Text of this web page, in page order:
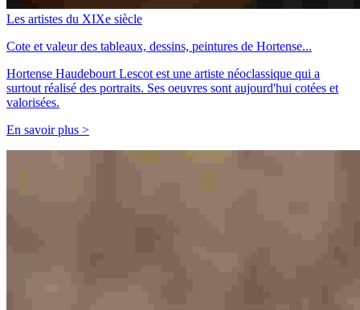
Les artistes du XIXe siècle
Cote et valeur des tableaux, dessins, peintures de Hortense...
Hortense Haudebourt Lescot est une artiste néoclassique qui a
surtout réalisé des portraits. Ses oeuvres sont aujourd'hui cotées et
valorisées.
En savoir plus >